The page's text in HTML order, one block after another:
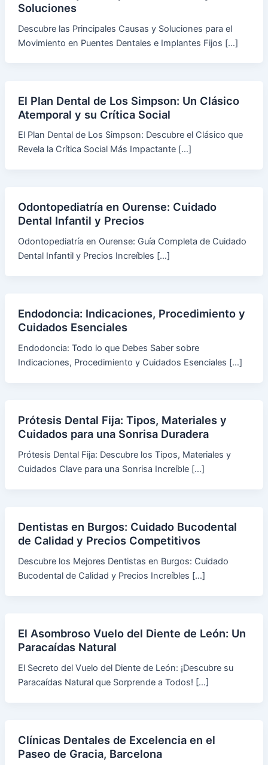
Soluciones
Descubre las Principales Causas y Soluciones para el
Movimiento en Puentes Dentales e Implantes Fijos […]
El Plan Dental de Los Simpson: Un Clásico
Atemporal y su Crítica Social
El Plan Dental de Los Simpson: Descubre el Clásico que
Revela la Crítica Social Más Impactante […]
Odontopediatría en Ourense: Cuidado
Dental Infantil y Precios
Odontopediatría en Ourense: Guía Completa de Cuidado
Dental Infantil y Precios Increíbles […]
Endodoncia: Indicaciones, Procedimiento y
Cuidados Esenciales
Endodoncia: Todo lo que Debes Saber sobre
Indicaciones, Procedimiento y Cuidados Esenciales […]
Prótesis Dental Fija: Tipos, Materiales y
Cuidados para una Sonrisa Duradera
Prótesis Dental Fija: Descubre los Tipos, Materiales y
Cuidados Clave para una Sonrisa Increíble […]
Dentistas en Burgos: Cuidado Bucodental
de Calidad y Precios Competitivos
Descubre los Mejores Dentistas en Burgos: Cuidado
Bucodental de Calidad y Precios Increíbles […]
El Asombroso Vuelo del Diente de León: Un
Paracaídas Natural
El Secreto del Vuelo del Diente de León: ¡Descubre su
Paracaídas Natural que Sorprende a Todos! […]
Clínicas Dentales de Excelencia en el
Paseo de Gracia, Barcelona